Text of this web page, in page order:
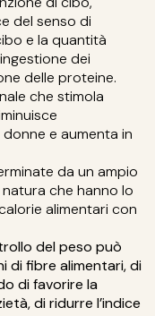
del senso di
e la quantità
dei
delle proteine.
che stimola
donne e aumenta in
da un ampio
che hanno lo
alimentari con
del peso può
di fibre alimentari, di
di favorire la
di ridurre l’indice